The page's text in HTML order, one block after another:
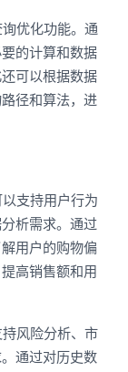
优化功能。通
的计算和数据
可以根据数据
径和算法，进
支持用户行为
析需求。通过
用户的购物偏
高销售额和用
风险分析、市
通过对历史数